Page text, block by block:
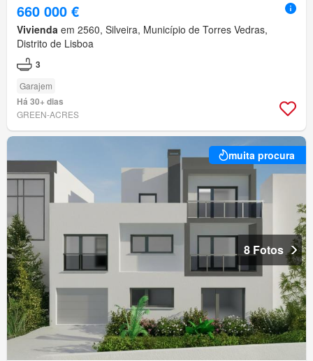
660 000 €
Vivienda em 2560, Silveira, Município de Torres Vedras,
Distrito de Lisboa
3
Garajem
Há 30+ dias
GREEN-ACRES
muita procura
8 Fotos